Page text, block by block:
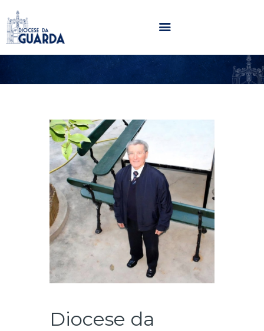
HOME
PARÓQUIAS
NOTÍCIAS
AGENDA
MULTIMÉDIA
SENTIR COM A IGREJA
CONTACTOS
Diocese da